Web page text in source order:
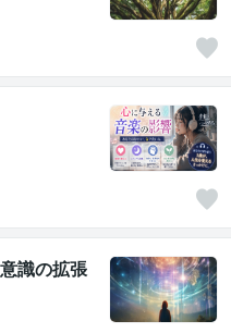
識の拡張